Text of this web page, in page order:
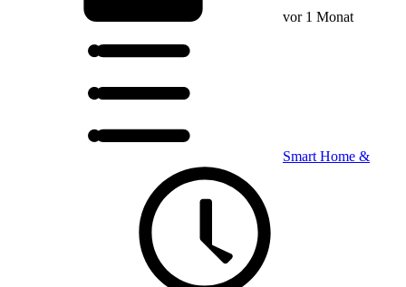
vor 1 Monat
Smart Home &